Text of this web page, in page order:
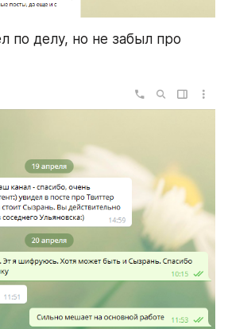
по делу, но не забыл про